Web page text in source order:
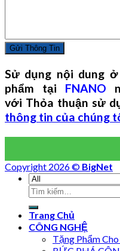
Sử dụng nội dung
phẩm tại
FNANO
với Thỏa thuận sử
thông tin của chúng
Copyright 2026 © BigNet
Trang Chủ
CÔNG NGHỆ
Tặng Phẩm